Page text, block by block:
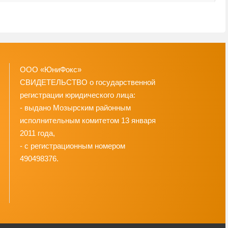
ООО «ЮниФокс»
СВИДЕТЕЛЬСТВО о государственной
регистрации юридического лица:
- выдано Мозырским районным
исполнительным комитетом 13 января
2011 года,
- с регистрационным номером
490498376.